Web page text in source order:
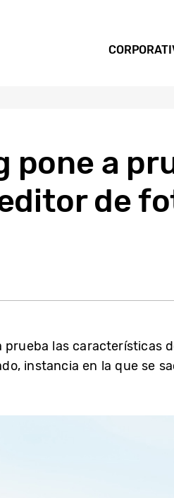
pone a
de
prueba las características
instancia en la que se